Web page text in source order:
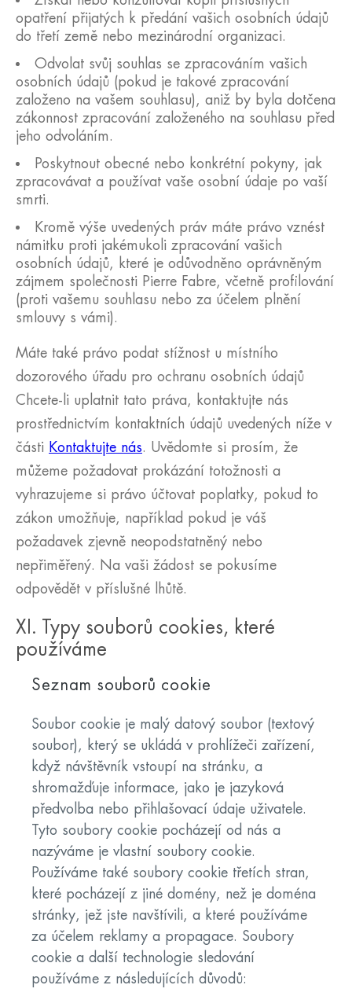
opatření přijatých k předání vašich osobních údajů
do třetí země nebo mezinárodní organizaci.
Odvolat svůj souhlas se zpracováním vašich
osobních údajů (pokud je takové zpracování
založeno na vašem souhlasu), aniž by byla dotčena
zákonnost zpracování založeného na souhlasu před
jeho odvoláním.
Poskytnout obecné nebo konkrétní pokyny, jak
zpracovávat a používat vaše osobní údaje po vaší
smrti.
Kromě výše uvedených práv máte právo vznést
námitku proti jakémukoli zpracování vašich
osobních údajů, které je odůvodněno oprávněným
zájmem společnosti Pierre Fabre, včetně profilování
(proti vašemu souhlasu nebo za účelem plnění
smlouvy s vámi).
Máte také právo podat stížnost u místního
dozorového úřadu pro ochranu osobních údajů
Chcete-li uplatnit tato práva, kontaktujte nás
prostřednictvím kontaktních údajů uvedených níže v
části Kontaktujte nás. Uvědomte si prosím, že
můžeme požadovat prokázání totožnosti a
vyhrazujeme si právo účtovat poplatky, pokud to
zákon umožňuje, například pokud je váš
požadavek zjevně neopodstatněný nebo
nepřiměřený. Na vaši žádost se pokusíme
odpovědět v příslušné lhůtě.
XI. Typy souborů cookies, které
používáme
Seznam souborů cookie
Soubor cookie je malý datový soubor (textový
soubor), který se ukládá v prohlížeči zařízení,
když návštěvník vstoupí na stránku, a
shromažďuje informace, jako je jazyková
předvolba nebo přihlašovací údaje uživatele.
Tyto soubory cookie pocházejí od nás a
nazýváme je vlastní soubory cookie.
Používáme také soubory cookie třetích stran,
které pocházejí z jiné domény, než je doména
stránky, jež jste navštívili, a které používáme
za účelem reklamy a propagace. Soubory
cookie a další technologie sledování
používáme z následujících důvodů: